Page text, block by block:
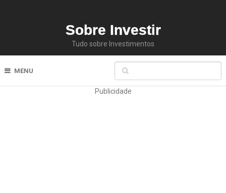
Sobre Investir
Tudo sobre Investimentos
MENU
Publicidade